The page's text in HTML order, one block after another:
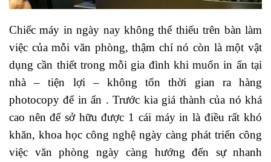
Chiếc máy in ngày nay không thể thiếu trên bàn làm
việc của mỗi văn phòng, thậm chí nó còn là một vật
dụng cần thiết trong mỗi gia đình khi muốn in ấn tại
nhà – tiện lợi – không tốn thời gian ra hàng
photocopy để in ấn . Trước kia giá thành của nó khá
cao nên để sở hữu được 1 cái máy in là điều rất khó
khăn, khoa học công nghệ ngày càng phát triển công
việc văn phòng ngày càng hướng đến sự nhanh